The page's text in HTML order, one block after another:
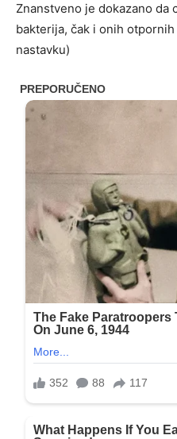
Znanstveno je dokazano da
bakterija, čak i onih
nastavku)